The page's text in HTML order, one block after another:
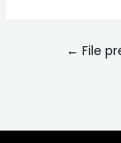
← File